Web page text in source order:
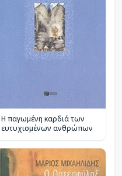
Η παγωμένη καρδιά των
ευτυχισμένων ανθρώπων